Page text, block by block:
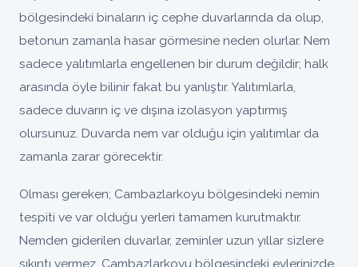
bölgesindeki binaların iç cephe duvarlarında da olup,
betonun zamanla hasar görmesine neden olurlar. Nem
sadece yalıtımlarla engellenen bir durum değildir; halk
arasında öyle bilinir fakat bu yanlıştır. Yalıtımlarla,
sadece duvarın iç ve dışına izolasyon yaptırmış
olursunuz. Duvarda nem var olduğu için yalıtımlar da
zamanla zarar görecektir.
Olması gereken; Cambazlarkoyu bölgesindeki nemin
tespiti ve var olduğu yerleri tamamen kurutmaktır.
Nemden giderilen duvarlar, zeminler uzun yıllar sizlere
sıkıntı vermez, Cambazlarkoyu bölgesindeki evlerinizde